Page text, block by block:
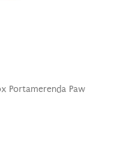
Portamerenda Paw